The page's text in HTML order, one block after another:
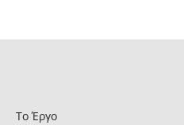
Το Έργο